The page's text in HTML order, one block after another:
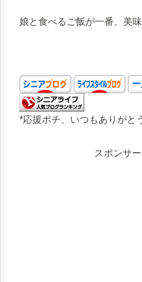
娘と食べるご飯が一番、美味
*応援ポチ、いつもありがと
スポンサ